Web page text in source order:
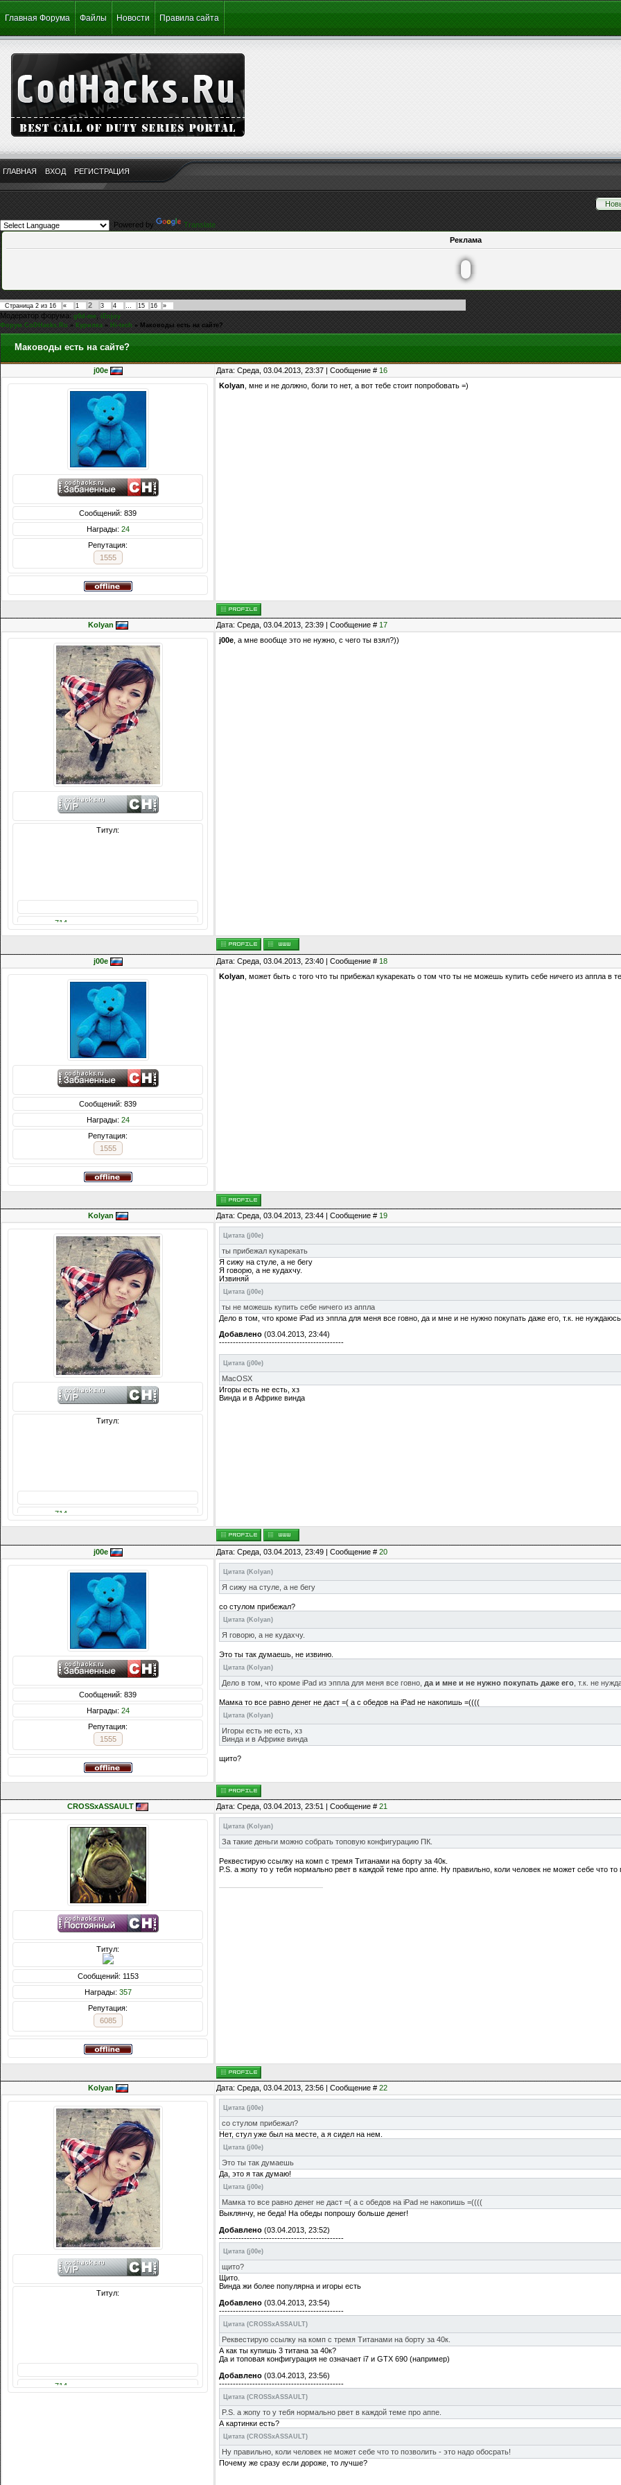
Главная Форума Файлы Новости Правила сайта
ГЛАВНАЯ ВХОД РЕГИСТРАЦИЯ
Powered by
Translate
Реклама
Страница 2 из 16 « 1 2 3 4 … 15 16 »
Модератор форума:g0d-me,iEnjoy
Форум CoDHacks.Ru » Курилка » Hi-tech » Маководы есть на сайте?
Маководы есть на сайте?
j00e Дата: Среда, 03.04.2013, 23:37 | Сообщение # 16
Сообщений: 839
Награды: 24
Репутация:
1555
Kolyan , мне и не должно, боли то нет, а вот тебе стоит попробовать =)
Kolyan Дата: Среда, 03.04.2013, 23:39 | Сообщение # 17
Титул:
Репутация:
14216
j00e , а мне вообще это не нужно, с чего ты взял?))
j00e Дата: Среда, 03.04.2013, 23:40 | Сообщение # 18
Сообщений: 839
Награды: 24
Репутация:
1555
Kolyan , может быть с того что ты прибежал кукарекать о том что ты не можешь купить себе ничего из аппла в
Kolyan Дата: Среда, 03.04.2013, 23:44 | Сообщение # 19
Титул:
Репутация:
14216
Цитата (j00e)
ты прибежал кукарекать
Я сижу на стуле, а не бегу
Я говорю, а не кудахчу.
Извиняй
Цитата (j00e)
ты не можешь купить себе ничего из аппла
Дело в том, что кроме iPad из эппла для меня все говно, да и мне и не нужно покупать даже его, т.к. не
Добавлено (03.04.2013, 23:44)
---------------------------------------------
Цитата (j00e)
MacOSX
Игоры есть не есть, хз
Винда и в Африке винда
j00e Дата: Среда, 03.04.2013, 23:49 | Сообщение # 20
Сообщений: 839
Награды: 24
Репутация:
1555
Цитата ( Kolyan)
Я сижу на стуле, а не бегу
со стулом прибежал?
Цитата ( Kolyan)
Я говорю, а не кудахчу.
Это ты так думаешь, не извиню.
Цитата ( Kolyan)
Дело в том, что кроме iPad из эппла для меня все говно, да и мне и не нужно покупать даже его , т.к. не
Мамка то все равно денег не даст =( а с обедов на iPad не накопишь =((((
Цитата ( Kolyan)
Игоры есть не есть, хз
Винда и в Африке винда
щито?
CROSSxASSAULT Дата: Среда, 03.04.2013, 23:51 | Сообщение # 21
Титул:
Сообщений: 1153
Награды: 357
Репутация:
6085
Цитата ( Kolyan)
За такие деньги можно собрать топовую конфигурацию ПК.
Реквестирую ссылку на комп с тремя Титанами на борту за 40к.
P.S. а жопу то у тебя нормально рвет в каждой теме про аппе. Ну правильно, коли человек не может себе что то
Kolyan Дата: Среда, 03.04.2013, 23:56 | Сообщение # 22
Титул:
Репутация:
14216
Цитата (j00e)
со стулом прибежал?
Нет, стул уже был на месте, а я сидел на нем.
Цитата (j00e)
Это ты так думаешь
Да, это я так думаю!
Цитата (j00e)
Мамка то все равно денег не даст =( а с обедов на iPad не накопишь =((((
Выклянчу, не беда! На обеды попрошу больше денег!
Добавлено (03.04.2013, 23:52)
---------------------------------------------
Цитата (j00e)
щито?
Щито.
Винда жи более популярна и игоры есть
Добавлено (03.04.2013, 23:54)
---------------------------------------------
Цитата (CROSSxASSAULT)
Реквестирую ссылку на комп с тремя Титанами на борту за 40к.
А как ты купишь 3 титана за 40к?
Да и топовая конфигурация не означает i7 и GTX 690 (например)
Добавлено (03.04.2013, 23:56)
---------------------------------------------
Цитата (CROSSxASSAULT)
P.S. а жопу то у тебя нормально рвет в каждой теме про аппе.
А картинки есть?
Цитата (CROSSxASSAULT)
Ну правильно, коли человек не может себе что то позволить - это надо обосрать!
Почему же сразу если дороже, то лучше?